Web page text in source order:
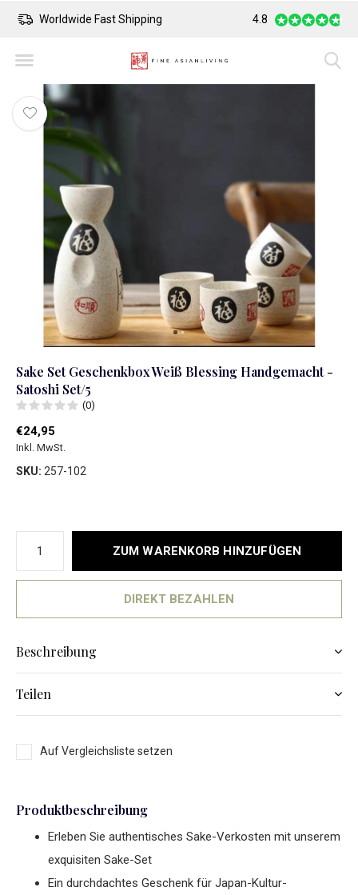
Worldwide Fast Shipping Safe Payment
4.8
Sake Set Geschenkbox Weiß Blessing Handgemacht -
Satoshi Set/5
(0)
€24,95
Inkl. MwSt.
SKU: 257-102
ZUM WARENKORB HINZUFÜGEN
DIREKT BEZAHLEN
Beschreibung
Teilen
Auf Vergleichsliste setzen
Produktbeschreibung
Erleben Sie authentisches Sake-Verkosten mit unserem
exquisiten Sake-Set
Ein durchdachtes Geschenk für Japan-Kultur-